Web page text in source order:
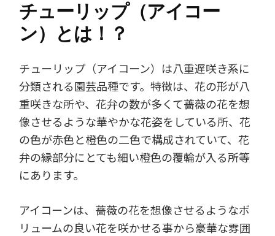
チューリップ（アイコー
ン）とは！？
チューリップ（アイコーン）は八重遅咲き系に
分類される園芸品種です。特徴は、花の形が八
重咲きな所や、花弁の数が多くて薔薇の花を想
像させるような華やかな花姿をしている所、花
の色が赤色と橙色の二色で構成されていて、花
弁の縁部分にとても細い橙色の覆輪が入る所等
にあります。
アイコーンは、薔薇の花を想像させるようなボ
リュームの良い花を咲かせる事から豪華な雰囲